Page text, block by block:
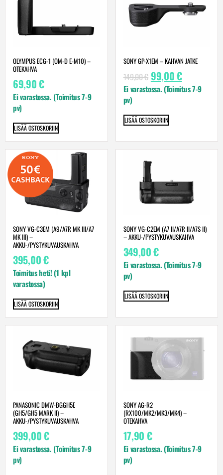
OLYMPUS ECG-1 (OM-D E-M10) –
OTEKAHVA
69,90€
Ei varastossa. (Toimitus 7-9
pv)
LISÄÄ OSTOSKORIIN
SONY GP-X1EM – KAHVAN JATKE
149,00€ 99,00€
Ei varastossa. (Toimitus 7-9
pv)
LISÄÄ OSTOSKORIIN
SONY VG-C3EM (A9/A7R MK III/A7
MK III) –
AKKU-/PYSTYKUVAUSKAHVA
395,00€
Toimitus heti! (1 kpl
varastossa)
LISÄÄ OSTOSKORIIN
SONY VG-C2EM (A7 II/A7R II/A7S II)
– AKKU-/PYSTYKUVAUSKAHVA
349,00€
Ei varastossa. (Toimitus 7-9
pv)
LISÄÄ OSTOSKORIIN
PANASONIC DMW-BGGH5E
(GH5/GH5 MARK II) –
AKKU-/PYSTYKUVAUSKAHVA
399,00€
Ei varastossa. (Toimitus 7-9
pv)
SONY AG-R2
(RX100/MK2/MK3/MK4) –
OTEKAHVA
17,90 €
Ei varastossa. (Toimitus 7-9
pv)